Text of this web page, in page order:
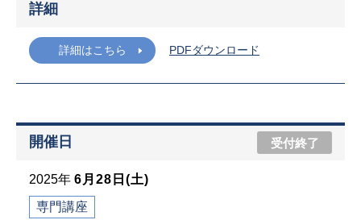
詳細
PDFダウンロード
詳細はこちら
開催日 受付終了
2025年 6月28日(土)
専門講座